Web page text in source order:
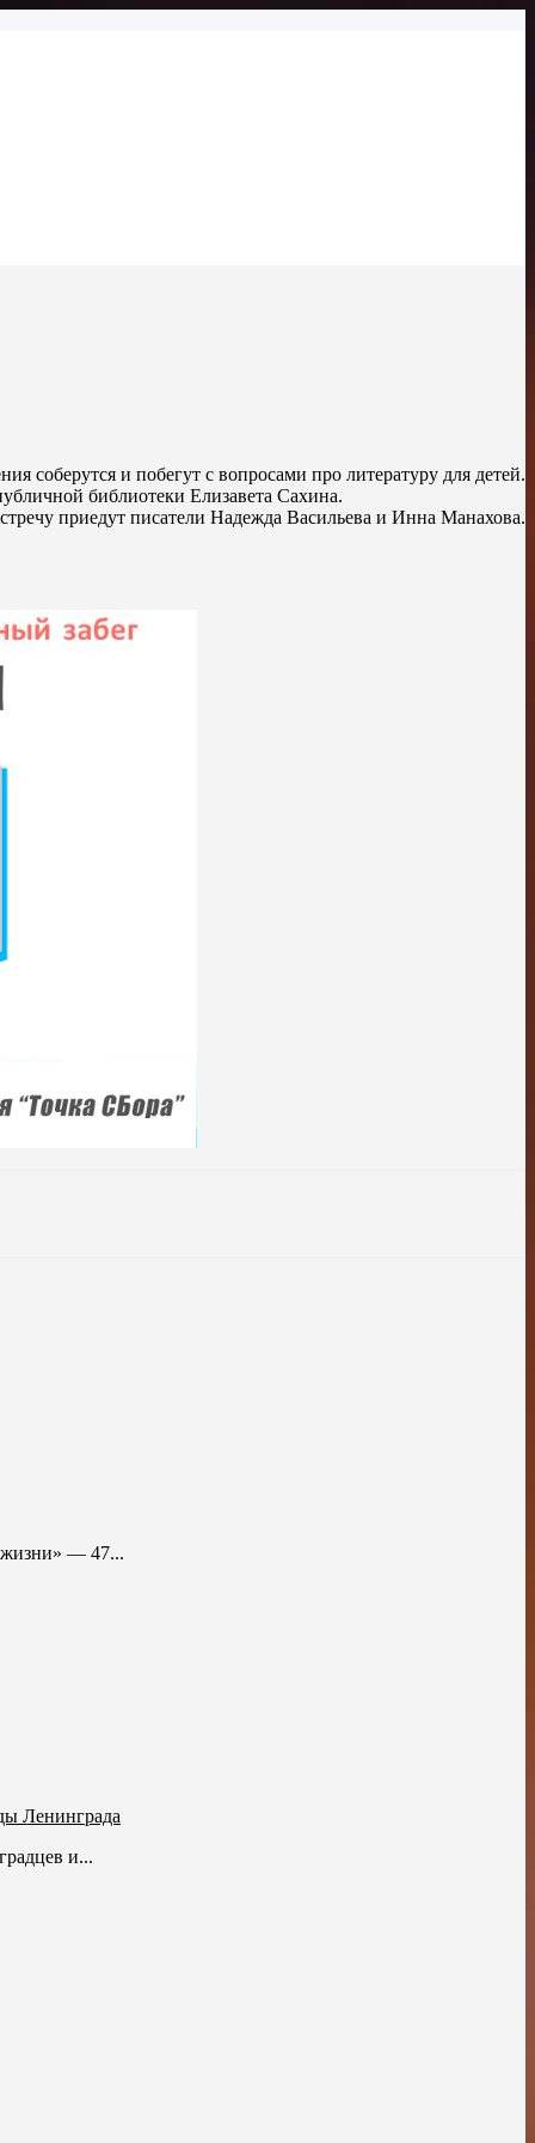
соберутся и побегут с вопросами про литературу для детей.
библиотеки Елизавета Сахина.
приедут писатели Надежда Васильева и Инна Манахова.
жизни» — 47...
Ленинграда
и...